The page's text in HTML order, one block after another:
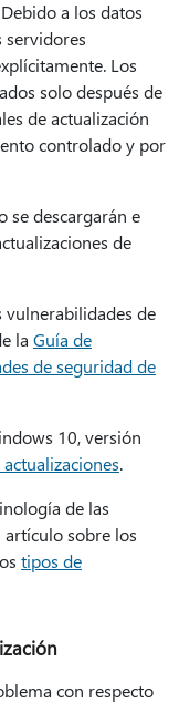
a los datos
servidores
Los
solo después de
de actualización
controlado y por
se descargarán e
de
vulnerabilidades de
la Guía de
de seguridad de
10, versión
.
de las
artículo sobre los
tipos de
con respecto